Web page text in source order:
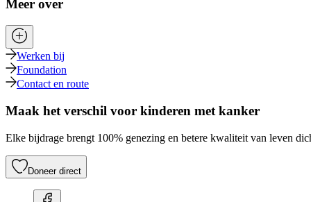
Meer over
Werken bij
Foundation
Contact en route
Maak het verschil voor kinderen met kanker
Elke bijdrage brengt 100% genezing en betere kwaliteit van leven
Doneer direct